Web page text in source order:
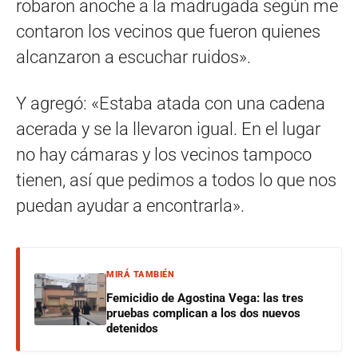
robaron anoche a la madrugada según me
contaron los vecinos que fueron quienes
alcanzaron a escuchar ruidos».
Y agregó: «Estaba atada con una cadena
acerada y se la llevaron igual. En el lugar
no hay cámaras y los vecinos tampoco
tienen, así que pedimos a todos lo que nos
puedan ayudar a encontrarla».
MIRÁ TAMBIÉN
Femicidio de Agostina Vega: las tres
pruebas complican a los dos nuevos
detenidos